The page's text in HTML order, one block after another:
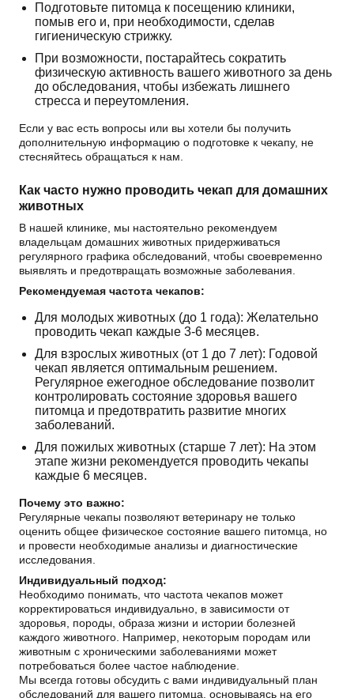
Подготовьте питомца к посещению клиники,
помыв его и, при необходимости, сделав
гигиеническую стрижку.
При возможности, постарайтесь сократить
физическую активность вашего животного за день
до обследования, чтобы избежать лишнего
стресса и переутомления.
Если у вас есть вопросы или вы хотели бы получить
дополнительную информацию о подготовке к чекапу, не
стесняйтесь обращаться к нам.
Как часто нужно проводить чекап для домашних
животных
В нашей клинике, мы настоятельно рекомендуем
владельцам домашних животных придерживаться
регулярного графика обследований, чтобы своевременно
выявлять и предотвращать возможные заболевания.
Рекомендуемая частота чекапов:
Для молодых животных (до 1 года): Желательно
проводить чекап каждые 3-6 месяцев.
Для взрослых животных (от 1 до 7 лет): Годовой
чекап является оптимальным решением.
Регулярное ежегодное обследование позволит
контролировать состояние здоровья вашего
питомца и предотвратить развитие многих
заболеваний.
Для пожилых животных (старше 7 лет): На этом
этапе жизни рекомендуется проводить чекапы
каждые 6 месяцев.
Почему это важно:
Регулярные чекапы позволяют ветеринару не только
оценить общее физическое состояние вашего питомца, но
и провести необходимые анализы и диагностические
исследования.
Индивидуальный подход:
Необходимо понимать, что частота чекапов может
корректироваться индивидуально, в зависимости от
здоровья, породы, образа жизни и истории болезней
каждого животного. Например, некоторым породам или
животным с хроническими заболеваниями может
потребоваться более частое наблюдение.
Мы всегда готовы обсудить с вами индивидуальный план
обследований для вашего питомца, основываясь на его